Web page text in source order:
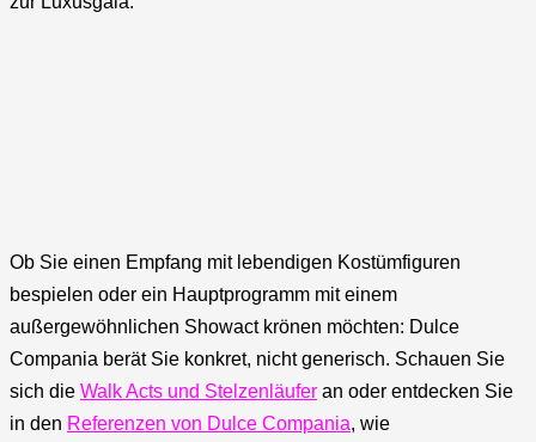
Ob Sie einen Empfang mit lebendigen Kostümfiguren
bespielen oder ein Hauptprogramm mit einem
außergewöhnlichen Showact krönen möchten: Dulce
Compania berät Sie konkret, nicht generisch. Schauen Sie
sich die Walk Acts und Stelzenläufer an oder entdecken Sie
in den Referenzen von Dulce Compania , wie